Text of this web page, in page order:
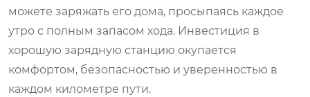
можете заряжать его дома, просыпаясь каждое
утро с полным запасом хода. Инвестиция в
хорошую зарядную станцию окупается
комфортом, безопасностью и уверенностью в
каждом километре пути.